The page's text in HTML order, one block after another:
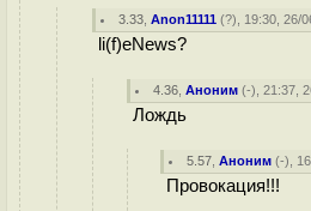
3.33 ,Anon11111 (?), 19:30, 26/
li(f)eNews?
4.36 ,Аноним (-), 21:37,
Лождь
5.57 ,Аноним (-),
Провокация!!!